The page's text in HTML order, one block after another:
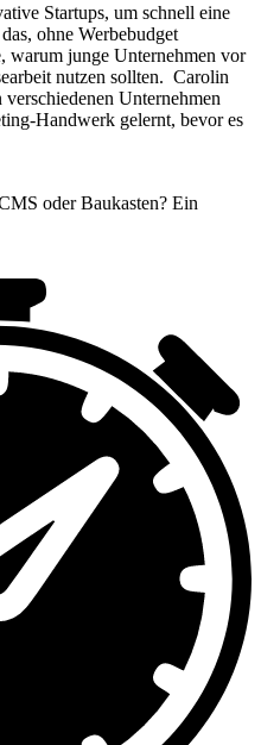
Startups, um schnell eine
ohne Werbebudget
warum junge Unternehmen vor
nutzen sollten. Carolin
Unternehmen
Handwerk gelernt, bevor es